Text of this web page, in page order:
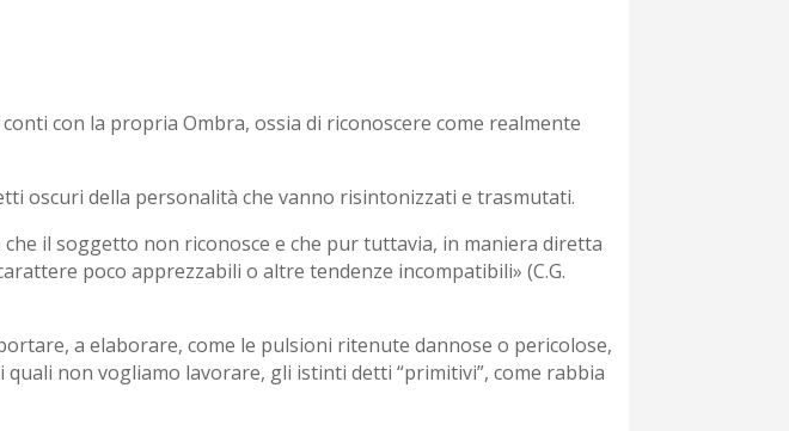
con la propria Ombra, ossia di riconoscere come realmente
oscuri della personalità che vanno risintonizzati e trasmutati.
che il soggetto non riconosce e che pur tuttavia, in maniera diretta
poco apprezzabili o altre tendenze incompatibili» (C.G.
a elaborare, come le pulsioni ritenute dannose o pericolose,
non vogliamo lavorare, gli istinti detti “primitivi”, come rabbia